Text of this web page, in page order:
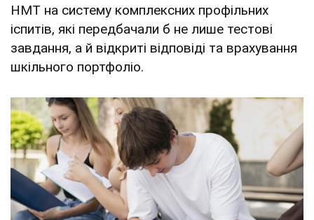
НМТ на систему комплексних профільних
іспитів, які передбачали б не лише тестові
завдання, а й відкриті відповіді та врахування
шкільного портфоліо.